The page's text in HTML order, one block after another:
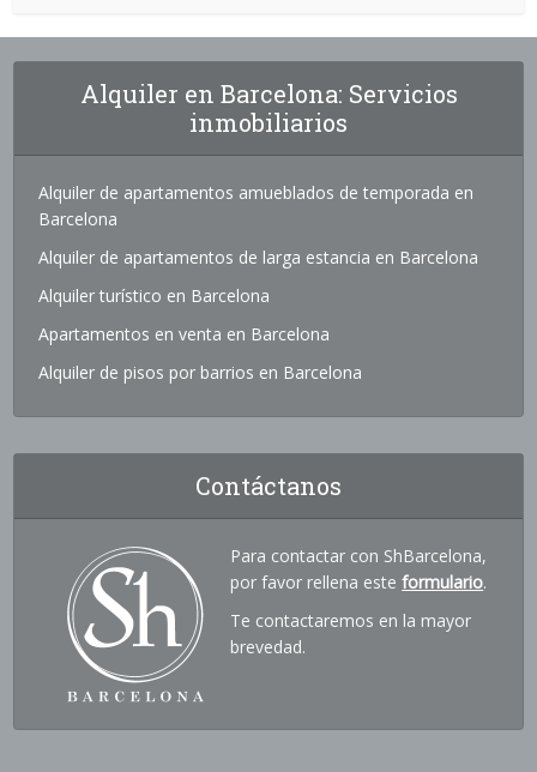
Alquiler en Barcelona: Servicios
inmobiliarios
Alquiler de apartamentos amueblados de temporada en
Barcelona
Alquiler de apartamentos de larga estancia en Barcelona
Alquiler turístico en Barcelona
Apartamentos en venta en Barcelona
Alquiler de pisos por barrios en Barcelona
Contáctanos
Para contactar con ShBarcelona,
por favor rellena esteformulario.
Te contactaremos en la mayor
brevedad.